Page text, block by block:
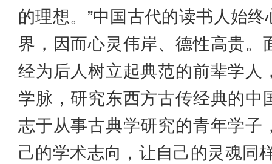
的理想。”中国古代的读书人始
界，因而心灵伟岸、德性高贵。
经为后人树立起典范的前辈学人
学脉，研究东西方古传经典的中
志于从事古典学研究的青年学子
己的学术志向，让自己的灵魂同